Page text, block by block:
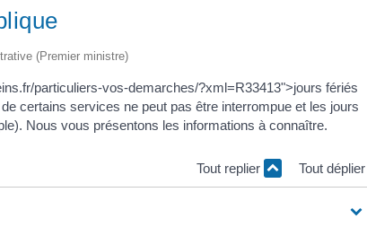
(Premier ministre)
particuliers-vos-demarches/?xml=R33413">jours fériés
certains services ne peut pas être interrompue et les jours
Nous vous présentons les informations à connaître.
Tout replier Tout